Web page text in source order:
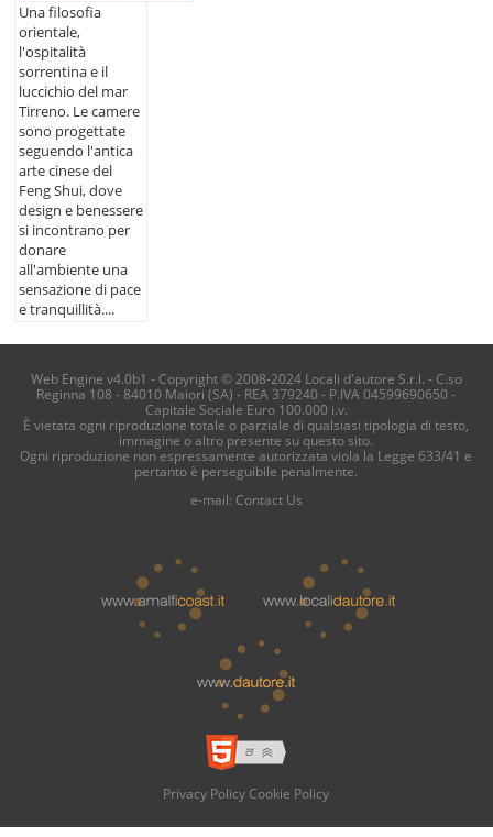
Una filosofia
orientale,
l'ospitalità
sorrentina e il
luccichio del mar
Tirreno. Le camere
sono progettate
seguendo l'antica
arte cinese del
Feng Shui, dove
design e benessere
si incontrano per
donare
all'ambiente una
sensazione di pace
e tranquillità....
Web Engine v4.0b1 - Copyright © 2008-2024 Locali d'autore S.r.l. - C.so
Reginna 108 - 84010 Maiori (SA) - REA 379240 - P.IVA 04599690650 -
Capitale Sociale Euro 100.000 i.v.
È vietata ogni riproduzione totale o parziale di qualsiasi tipologia di testo,
immagine o altro presente su questo sito.
Ogni riproduzione non espressamente autorizzata viola la Legge 633/41 e
pertanto è perseguibile penalmente.
e-mail: Contact Us
Privacy Policy Cookie Policy